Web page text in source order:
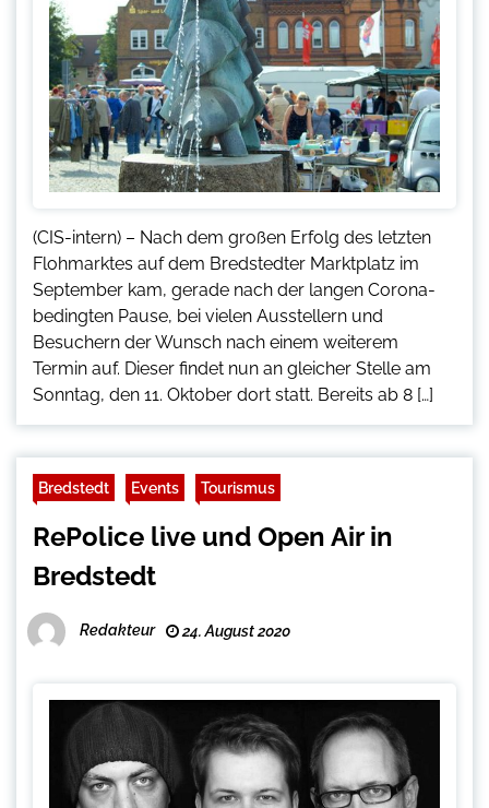
(CIS-intern) – Nach dem großen Erfolg des letzten
Flohmarktes auf dem Bredstedter Marktplatz im
September kam, gerade nach der langen Corona-
bedingten Pause, bei vielen Ausstellern und
Besuchern der Wunsch nach einem weiterem
Termin auf. Dieser findet nun an gleicher Stelle am
Sonntag, den 11. Oktober dort statt. Bereits ab 8 […]
Bredstedt Events Tourismus
RePolice live und Open Air in
Bredstedt
Redakteur 24. August 2020